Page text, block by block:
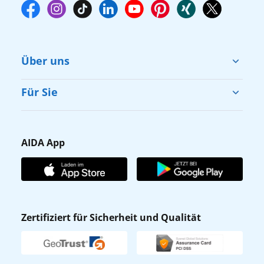
Über uns
Cruise & Help
Karriere
Affiliateprogramm
Verhaltens- & Ethikkodex
Newsletter
Für Sie
Gästefragebogen
AIDA Club
AIDA App
Zertifiziert für Sicherheit und Qualität